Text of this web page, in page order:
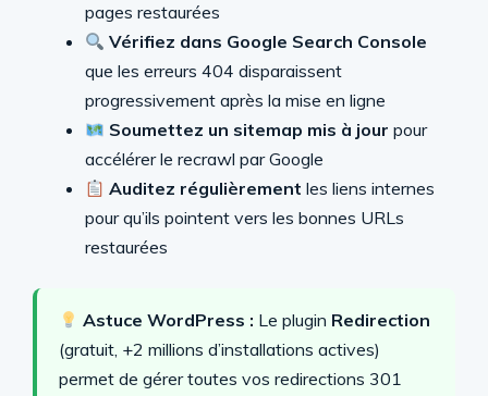
pages restaurées
Vérifiez dans Google Search Console
que les erreurs 404 disparaissent
progressivement après la mise en ligne
Soumettez un sitemap mis à jour pour
accélérer le recrawl par Google
Auditez régulièrement les liens internes
pour qu’ils pointent vers les bonnes URLs
restaurées
Astuce WordPress : Le plugin Redirection
(gratuit, +2 millions d’installations actives)
permet de gérer toutes vos redirections 301